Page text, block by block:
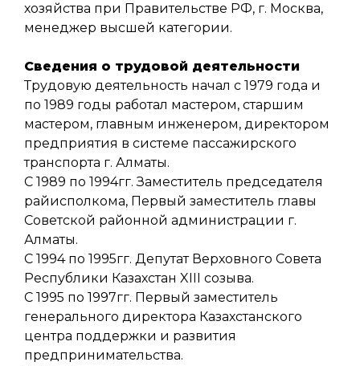
хозяйства при Правительстве РФ, г. Москва,
менеджер высшей категории.
Сведения о трудовой деятельности
Трудовую деятельность начал с 1979 года и
по 1989 годы работал мастером, старшим
мастером, главным инженером, директором
предприятия в системе пассажирского
транспорта г. Алматы.
С 1989 по 1994гг. Заместитель председателя
райисполкома, Первый заместитель главы
Советской районной администрации г.
Алматы.
С 1994 по 1995гг. Депутат Верховного Совета
Республики Казахстан XIII созыва.
С 1995 по 1997гг. Первый заместитель
генерального директора Казахстанского
центра поддержки и развития
предпринимательства.